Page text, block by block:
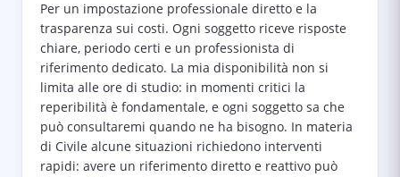
Per un impostazione professionale diretto e la
trasparenza sui costi. Ogni soggetto riceve risposte
chiare, periodo certi e un professionista di
riferimento dedicato. La mia disponibilità non si
limita alle ore di studio: in momenti critici la
reperibilità è fondamentale, e ogni soggetto sa che
può consultaremi quando ne ha bisogno. In materia
di Civile alcune situazioni richiedono interventi
rapidi: avere un riferimento diretto e reattivo può